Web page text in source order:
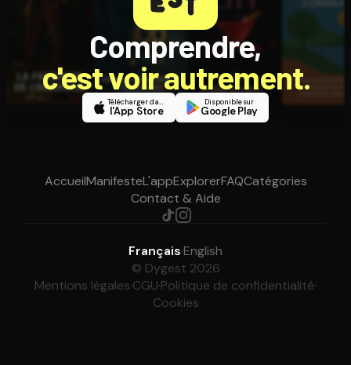
Comprendre,
c'est voir autrement.
Télécharger dans
l'App Store
Disponible sur
Google Play
AccueilManifesteL'appExplorerFAQCatégories
Contact & Aide
Français·English
© Dygest 2026
Mentions légales·CGU·Politique de confidentialité·
Cookies